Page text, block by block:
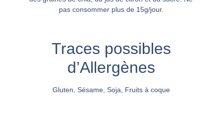
pas consommer plus de 15g/jour.
Traces possibles
d’Allergènes
Gluten, Sésame, Soja, Fruits à coque